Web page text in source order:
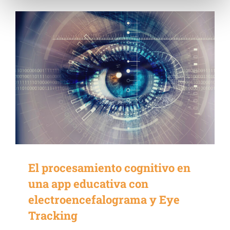
El procesamiento cognitivo en
una app educativa con
electroencefalograma y Eye
Tracking